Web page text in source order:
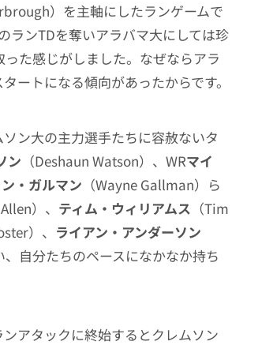
）を主軸にしたランゲームで
ランTDを奪いアラバマ大にしては珍
た感じがしました。なぜならアラ
ートになる傾向があったからです。
ン大の主力選手たちに容赦ないタ
ン （Deshaun Watson）、WRマイ
・ガルマン （Wayne Gallman）ら
）、 ティム・ウィリアムス （Tim
）、 ライアン・アンダーソン
自分たちのペースになかなか持ち
アタックに終始するとクレムソン